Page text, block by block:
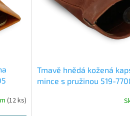
(12 ks)
Tmavě hnědá kožená
mince s pružinou 519-